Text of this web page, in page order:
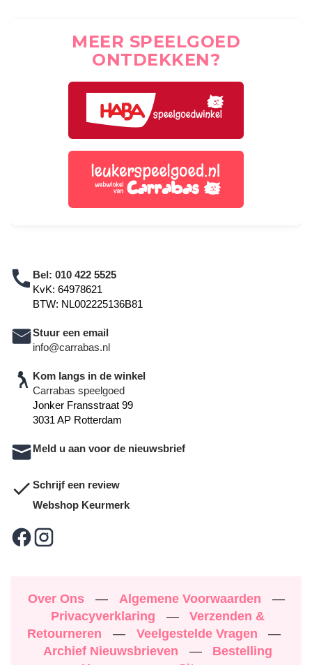
MEER SPEELGOED
ONTDEKKEN?
Bel: 010 422 5525
KvK: 64978621
BTW: NL002225136B81
Stuur een email
info@carrabas.nl
Kom langs in de winkel
Carrabas speelgoed
Jonker Fransstraat 99
3031 AP Rotterdam
Meld u aan voor de nieuwsbrief
Schrijf een review
Webshop Keurmerk
Over Ons — Algemene Voorwaarden
—
Privacyverklaring
—
Verzenden &
Retourneren
— Veelgestelde Vragen
—
Archief Nieuwsbrieven
—
Bestelling